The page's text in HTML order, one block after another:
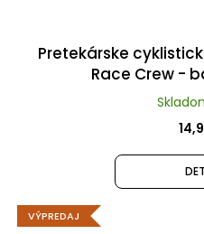
Pretekárske
Race Crew -
VÝPREDAJ